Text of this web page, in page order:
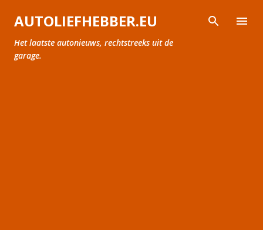
Doorgaan naar hoofdcontent
AUTOLIEFHEBBER.EU
Het laatste autonieuws, rechtstreeks uit de
garage.